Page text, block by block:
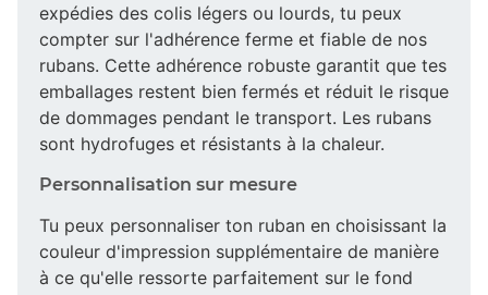
expédies des colis légers ou lourds, tu peux
compter sur l'adhérence ferme et fiable de nos
rubans. Cette adhérence robuste garantit que tes
emballages restent bien fermés et réduit le risque
de dommages pendant le transport. Les rubans
sont hydrofuges et résistants à la chaleur.
Personnalisation sur mesure
Tu peux personnaliser ton ruban en choisissant la
couleur d'impression supplémentaire de manière
à ce qu'elle ressorte parfaitement sur le fond